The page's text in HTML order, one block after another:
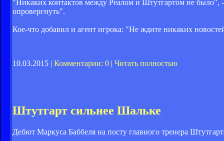
"Никаких контактов между Реалом и Штутгартом не было",
опровергнуть".
Кое-что добавил и агент игрока: "Не ждите никаких
10.03.2015 | Комментарии: 0 | Читать полностью
Штутгарт сильнее Шальке
Дебют Маркуса Баббеля на посту главного тренера